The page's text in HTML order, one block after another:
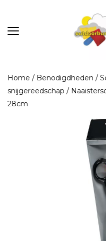
Home / Benodigdheden /
snijgereedschap /
28cm